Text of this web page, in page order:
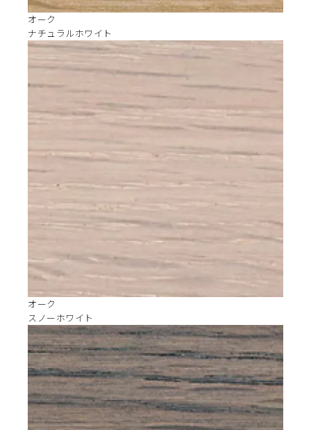
オーク
ナチュラルホワイト
オーク
スノーホワイト